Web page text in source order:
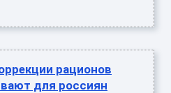
рационов
для россиян